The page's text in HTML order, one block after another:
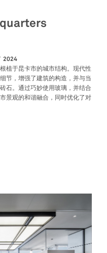
2024
植于昆卡市的城市结构。现代性
节，增强了建筑的构造，并与当
石。通过巧妙使用玻璃，并结合
景观的和谐融合，同时优化了对